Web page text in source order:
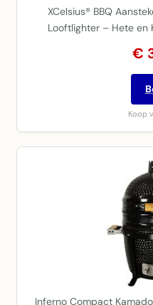
XCelsius® BBQ
Looftlighter – Hete en
€
Koop
Inferno Compact